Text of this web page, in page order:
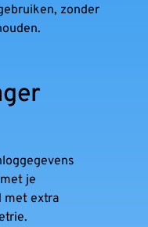
zonder
je
met extra